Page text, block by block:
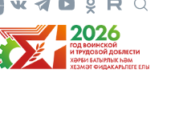
Конкурсы ЭтноДети